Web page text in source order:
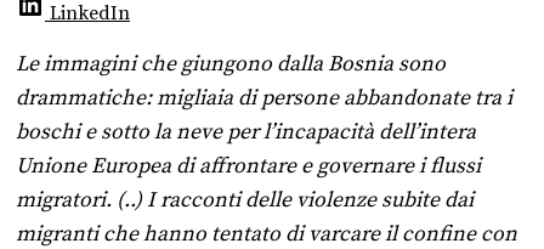
LinkedIn
Le immagini che giungono dalla Bosnia sono
drammatiche: migliaia di persone abbandonate tra i
boschi e sotto la neve per l’incapacità dell’intera
Unione Europea di affrontare e governare i flussi
migratori. (..) I racconti delle violenze subite dai
migranti che hanno tentato di varcare il confine con